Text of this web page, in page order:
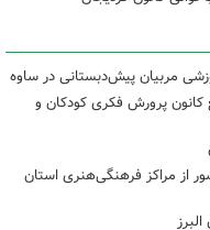
مربیان پیش‌دبستانی در ساوه
کانون پرورش فکری کودکان و
از مراکز فرهنگی‌هنری استان